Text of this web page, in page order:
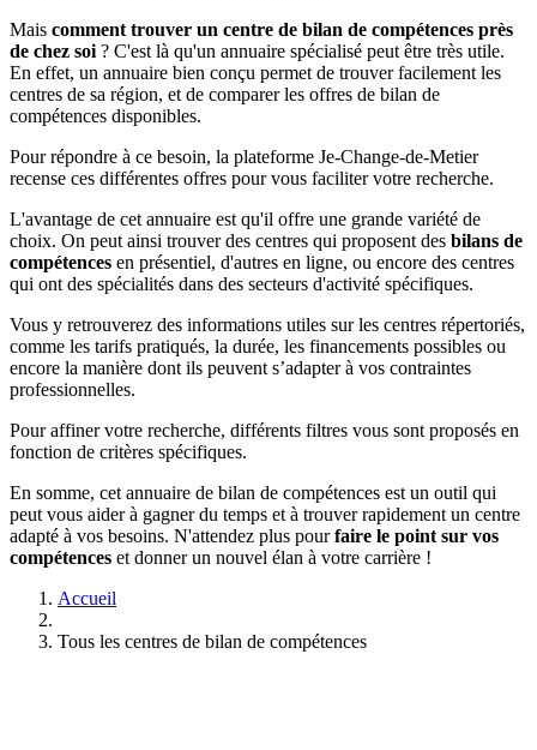
Mais comment trouver un centre de bilan de compétences près
de chez soi ? C'est là qu'un annuaire spécialisé peut être très utile.
En effet, un annuaire bien conçu permet de trouver facilement les
centres de sa région, et de comparer les offres de bilan de
compétences disponibles.
Pour répondre à ce besoin, la plateforme Je-Change-de-Metier
recense ces différentes offres pour vous faciliter votre recherche.
L'avantage de cet annuaire est qu'il offre une grande variété de
choix. On peut ainsi trouver des centres qui proposent des bilans de
compétences en présentiel, d'autres en ligne, ou encore des centres
qui ont des spécialités dans des secteurs d'activité spécifiques.
Vous y retrouverez des informations utiles sur les centres répertoriés,
comme les tarifs pratiqués, la durée, les financements possibles ou
encore la manière dont ils peuvent s’adapter à vos contraintes
professionnelles.
Pour affiner votre recherche, différents filtres vous sont proposés en
fonction de critères spécifiques.
En somme, cet annuaire de bilan de compétences est un outil qui
peut vous aider à gagner du temps et à trouver rapidement un centre
adapté à vos besoins. N'attendez plus pourfaire le point sur vos
compétences et donner un nouvel élan à votre carrière !
Accueil
Tous les centres de bilan de compétences